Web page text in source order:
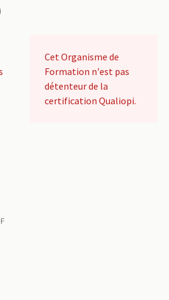
Cet Organisme de
Formation n'est pas
détenteur de la
certification Qualiopi.